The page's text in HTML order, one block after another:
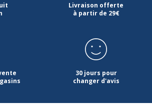
Livraison offerte
à partir de 29€
30 jours pour
changer d'avis